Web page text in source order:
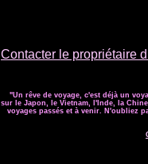
Contacter le propriétaire
"Un rêve de voyage, c'est déjà un
sur le Japon, le Vietnam, l'Inde, la
voyages passés et à venir. N'oubliez